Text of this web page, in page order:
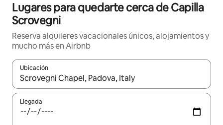
Lugares para quedarte cerca de Capilla
Scrovegni
Reserva alquileres vacacionales únicos, alojamientos y
mucho más en Airbnb
Ubicación
Cuando los resultados estén disponibles, navega con las
Llegada